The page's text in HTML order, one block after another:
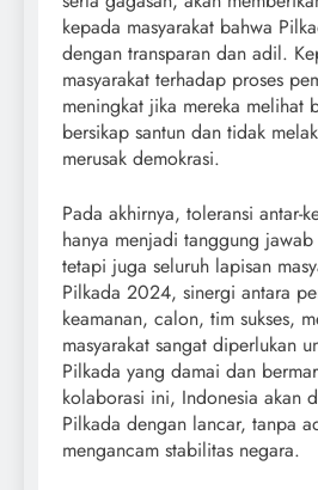
kepada masyarakat bahwa
dengan transparan dan adil.
masyarakat terhadap proses
meningkat jika mereka melihat
bersikap santun dan tidak
merusak demokrasi.
Pada akhirnya, toleransi antar-
hanya menjadi tanggung
tetapi juga seluruh lapisan
Pilkada 2024, sinergi antara
keamanan, calon, tim sukses,
masyarakat sangat diperlukan
Pilkada yang damai dan
kolaborasi ini, Indonesia akan
Pilkada dengan lancar, tanpa
mengancam stabilitas negara.